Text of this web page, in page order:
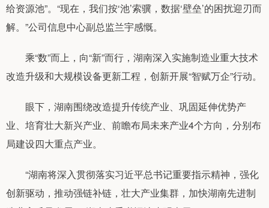
给资源池”。“现在，我们按‘池’索骥，数据‘壁垒’的困扰迎刃而
解。”公司信息中心副总监兰宇感慨。
乘“数”而上，向“新”而行，湖南深入实施制造业重大技术
改造升级和大规模设备更新工程，创新开展“智赋万企”行动。
眼下，湖南围绕改造提升传统产业、巩固延伸优势产
业、培育壮大新兴产业、前瞻布局未来产业4个方向，分别布
局建设四大重点产业。
“湖南将深入贯彻落实习近平总书记重要指示精神，强化
创新驱动，推动强链补链，壮大产业集群，加快湖南先进制